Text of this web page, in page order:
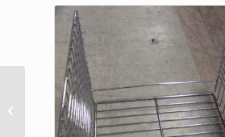
Astianpesukone Mach
MS 905 NEW